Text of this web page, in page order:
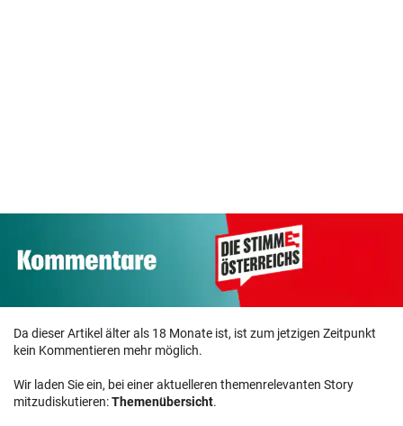
Da dieser Artikel älter als 18 Monate ist, ist zum jetzigen Zeitpunkt
kein Kommentieren mehr möglich.
Wir laden Sie ein, bei einer aktuelleren themenrelevanten Story
mitzudiskutieren:Themenübersicht.